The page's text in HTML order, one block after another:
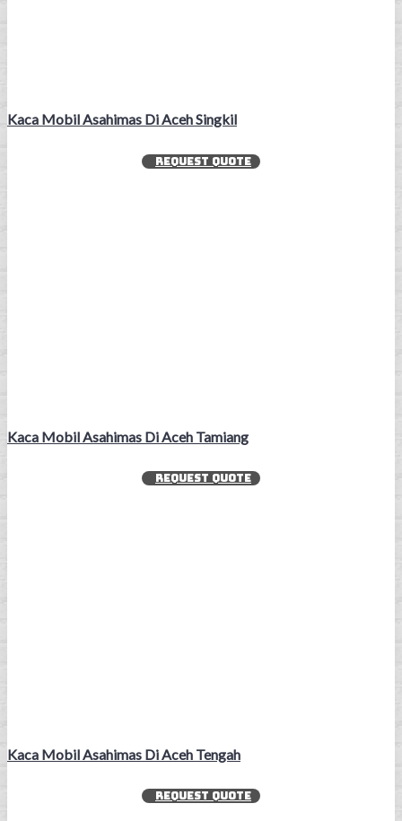
Kaca Mobil Asahimas Di Aceh Singkil
REQUEST QUOTE
Kaca Mobil Asahimas Di Aceh Tamiang
REQUEST QUOTE
Kaca Mobil Asahimas Di Aceh Tengah
REQUEST QUOTE